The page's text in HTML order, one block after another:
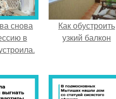
снова
в
Как обустроить
узкий балкон